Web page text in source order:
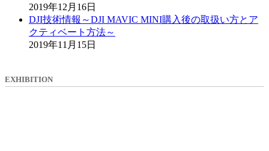
2019年12月16日
DJI技術情報～DJI MAVIC MINI購入後の取扱い方とア
クティベート方法～
2019年11月15日
EXHIBITION